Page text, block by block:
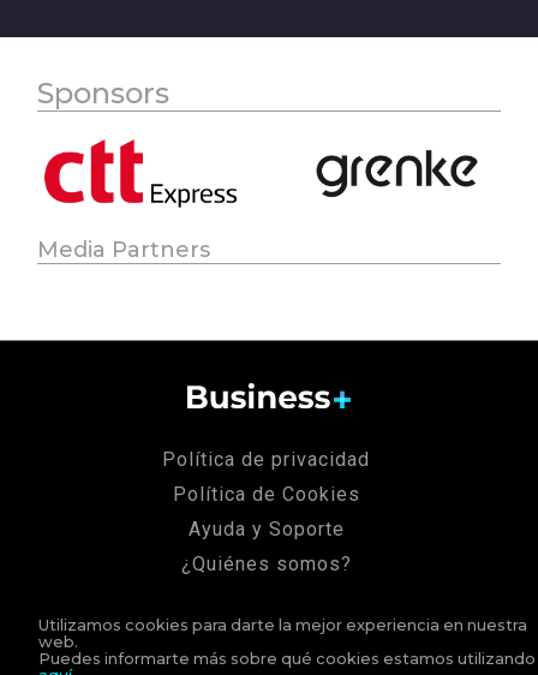
Sponsors
Media Partners
Utilizamos cookies para darte la mejor experiencia en nuestra
web.
Puedes informarte más sobre qué cookies estamos utilizando
Política de privacidad
Política de Cookies
Ayuda y Soporte
¿Quiénes somos?